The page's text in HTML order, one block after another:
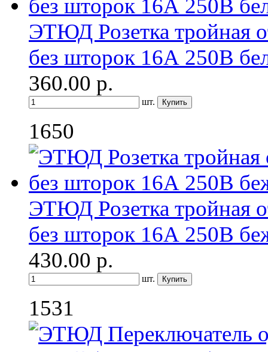
ЭТЮД Розетка тройная
без шторок 16А 250B
360.00 р.
шт.
1650
ЭТЮД Розетка тройная
без шторок 16А 250B
430.00 р.
шт.
1531